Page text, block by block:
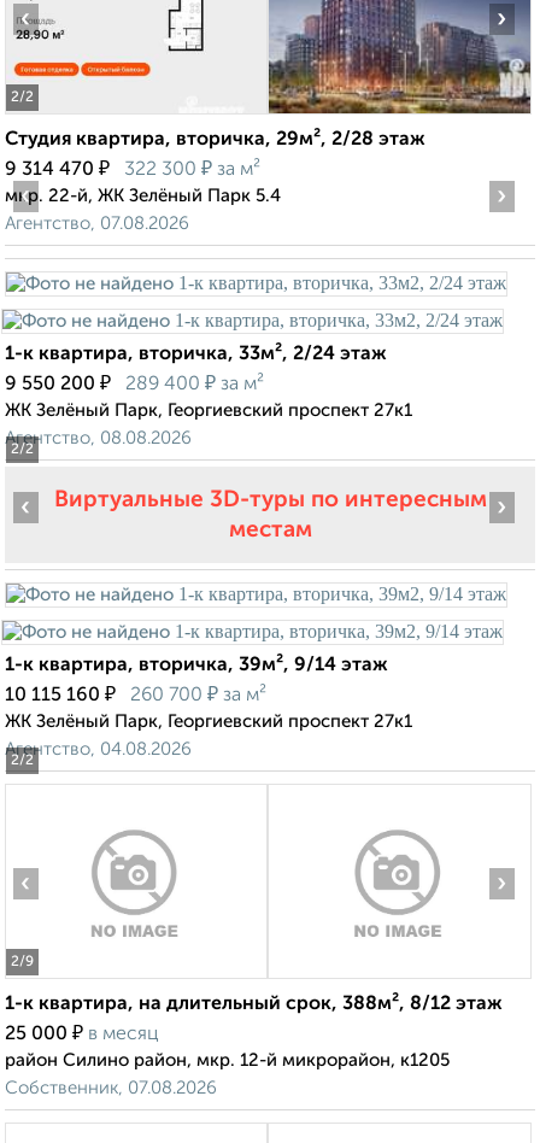
2/2
‹ ›
Студия квартира, вторичка, 29м², 2/28 этаж
9 314 470 ₽ 322 300 ₽ за м²
мкр. 22-й, ЖК Зелёный Парк 5.4
Агентство, 07.08.2026
2/2
‹ ›
1-к квартира, вторичка, 33м², 2/24 этаж
9 550 200 ₽ 289 400 ₽ за м²
ЖК Зелёный Парк, Георгиевский проспект 27к1
Агентство, 08.08.2026
Виртуальные 3D-туры по интересным
местам
2/2
‹ ›
1-к квартира, вторичка, 39м², 9/14 этаж
10 115 160 ₽ 260 700 ₽ за м²
ЖК Зелёный Парк, Георгиевский проспект 27к1
Агентство, 04.08.2026
2/9
‹ ›
1-к квартира, на длительный срок, 388м², 8/12 этаж
25 000 ₽ в месяц
район Силино район, мкр. 12-й микрорайон, к1205
Собственник, 07.08.2026